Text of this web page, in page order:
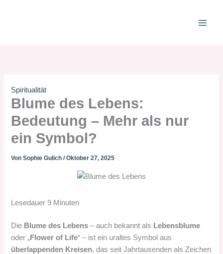
Spiritualität
Blume des Lebens:
Bedeutung – Mehr als nur
ein Symbol?
VonSophie Gulich/Oktober 27, 2025
Lesedauer 9 Minuten
Die Blume des Lebens – auch bekannt als Lebensblume
oder „Flower of Life“ – ist ein uraltes Symbol aus
überlappenden Kreisen, das seit Jahrtausenden als Zeichen